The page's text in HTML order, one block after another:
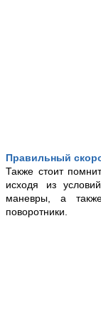
Правильный
Также стоит
исходя из
маневры, а
поворотники.